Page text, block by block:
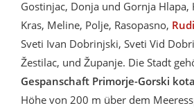
Gostinjac, Donja und Gornja Hlapa,
Kras, Meline, Polje, Rasopasno,
Sveti Ivan Dobrinjski, Sveti Vid
Žestilac, und Županje. Die Stadt
Gespanschaft Primorje-Gorski
Höhe von 200 m über dem